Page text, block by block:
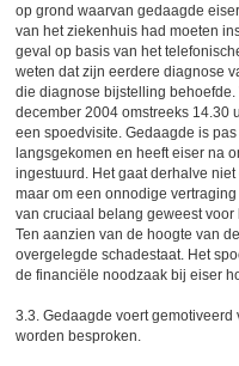
op grond waarvan gedaagde
van het ziekenhuis had moeten
geval op basis van het
weten dat zijn eerdere diagnose
die diagnose bijstelling
december 2004 omstreeks 14.30
een spoedvisite. Gedaagde is
langsgekomen en heeft eiser na
ingestuurd. Het gaat derhalve
maar om een onnodige
van cruciaal belang geweest voor
Ten aanzien van de hoogte van
overgelegde schadestaat. Het
de financiële noodzaak bij eiser
3.3. Gedaagde voert
worden besproken.